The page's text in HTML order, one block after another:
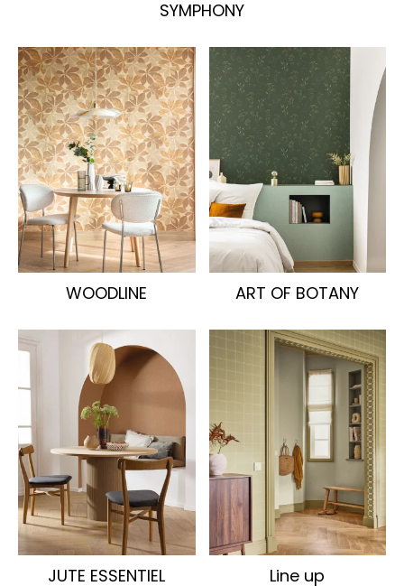
SYMPHONY
WOODLINE ART OF BOTANY
JUTE ESSENTIEL Line up